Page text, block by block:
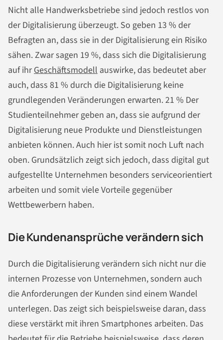
Nicht alle Handwerksbetriebe sind jedoch restlos von
der Digitalisierung überzeugt. So geben 13 % der
Befragten an, dass sie in der Digitalisierung ein Risiko
sähen. Zwar sagen 19 %, dass sich die Digitalisierung
auf ihrGeschäftsmodell auswirke, das bedeutet aber
auch, dass 81 % durch die Digitalisierung keine
grundlegenden Veränderungen erwarten. 21 % Der
Studienteilnehmer geben an, dass sie aufgrund der
Digitalisierung neue Produkte und Dienstleistungen
anbieten können. Auch hier ist somit noch Luft nach
oben. Grundsätzlich zeigt sich jedoch, dass digital gut
aufgestellte Unternehmen besonders serviceorientiert
arbeiten und somit viele Vorteile gegenüber
Wettbewerbern haben.
Die Kundenansprüche verändern sich
Durch die Digitalisierung verändern sich nicht nur die
internen Prozesse von Unternehmen, sondern auch
die Anforderungen der Kunden sind einem Wandel
unterlegen. Das zeigt sich beispielsweise daran, dass
diese verstärkt mit ihren Smartphones arbeiten. Das